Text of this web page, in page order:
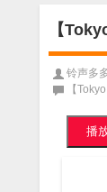
【
铃声多
【
播